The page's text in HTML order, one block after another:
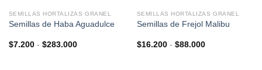
SEMILLAS HORTALIZAS GRANEL
Semillas de Haba Aguadulce
$7.200 - $283.000Rango
SEMILLAS HORTALIZAS GRANEL
Semillas de Frejol Malibu
$16.200 - $88.000Rango